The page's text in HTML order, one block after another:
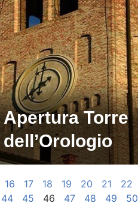
Apertura Torre
dell’Orologio
16 17 18 19 20 21 22
44 45 46 47 48 49 50